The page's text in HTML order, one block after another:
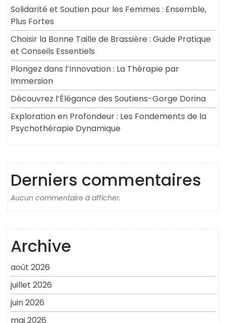
Solidarité et Soutien pour les Femmes : Ensemble,
Plus Fortes
Choisir la Bonne Taille de Brassière : Guide Pratique
et Conseils Essentiels
Plongez dans l’Innovation : La Thérapie par
Immersion
Découvrez l’Élégance des Soutiens-Gorge Dorina
Exploration en Profondeur : Les Fondements de la
Psychothérapie Dynamique
Derniers commentaires
Aucun commentaire à afficher.
Archive
août 2026
juillet 2026
juin 2026
mai 2026